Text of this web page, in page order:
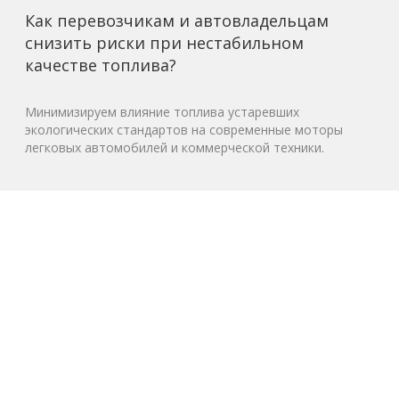
Как перевозчикам и автовладельцам
снизить риски при нестабильном
качестве топлива?
Минимизируем влияние топлива устаревших
экологических стандартов на современные моторы
легковых автомобилей и коммерческой техники.